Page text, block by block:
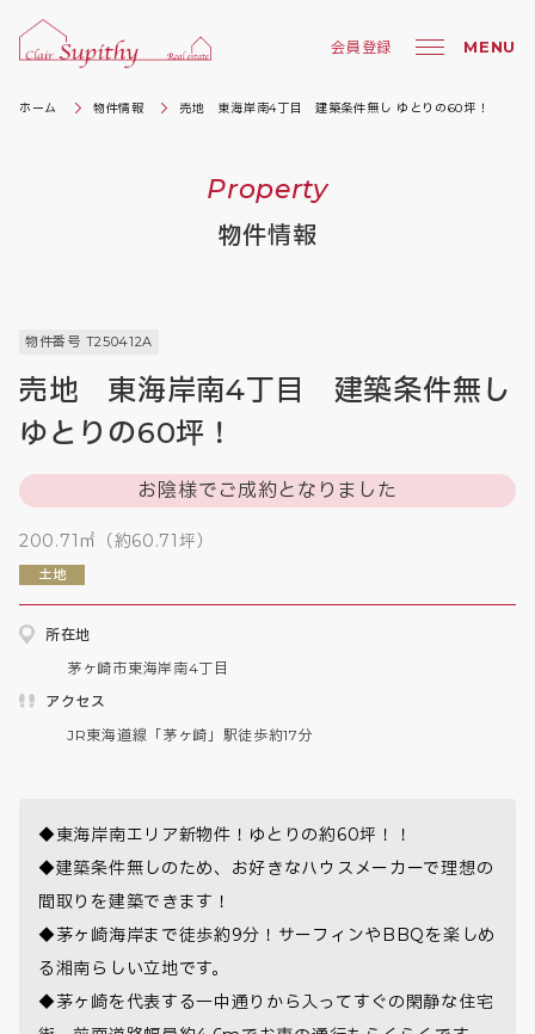
会員登録 MENU
ホーム 物件情報 売地 東海岸南4丁目 建築条件無し ゆとりの60坪！
Property
物件情報
物件番号 T250412A
売地 東海岸南4丁目 建築条件無し
ゆとりの60坪！
お陰様でご成約となりました
200.71㎡（約60.71坪）
土地
所在地
茅ヶ崎市東海岸南4丁目
アクセス
JR東海道線「茅ヶ崎」駅徒歩約17分
◆東海岸南エリア新物件！ゆとりの約60坪！！
◆建築条件無しのため、お好きなハウスメーカーで理想の
間取りを建築できます！
◆茅ヶ崎海岸まで徒歩約9分！サーフィンやBBQを楽しめ
る湘南らしい立地です。
◆茅ヶ崎を代表する一中通りから入ってすぐの閑静な住宅